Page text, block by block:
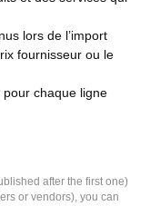
lors de l’import
fournisseur ou le
chaque ligne
after the first one)
or vendors), you can